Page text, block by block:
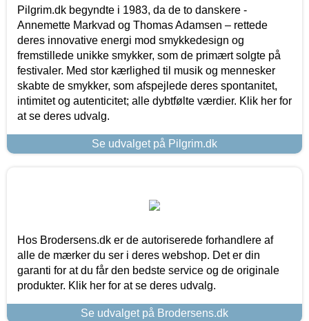
Pilgrim.dk begyndte i 1983, da de to danskere -
Annemette Markvad og Thomas Adamsen – rettede
deres innovative energi mod smykkedesign og
fremstillede unikke smykker, som de primært solgte på
festivaler. Med stor kærlighed til musik og mennesker
skabte de smykker, som afspejlede deres spontanitet,
intimitet og autenticitet; alle dybtfølte værdier. Klik her for
at se deres udvalg.
Se udvalget på Pilgrim.dk
Hos Brodersens.dk er de autoriserede forhandlere af
alle de mærker du ser i deres webshop. Det er din
garanti for at du får den bedste service og de originale
produkter. Klik her for at se deres udvalg.
Se udvalget på Brodersens.dk